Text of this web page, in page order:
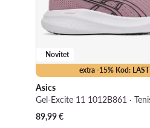
extra -15% Kod: LAST
Novitet
Asics
89,99€